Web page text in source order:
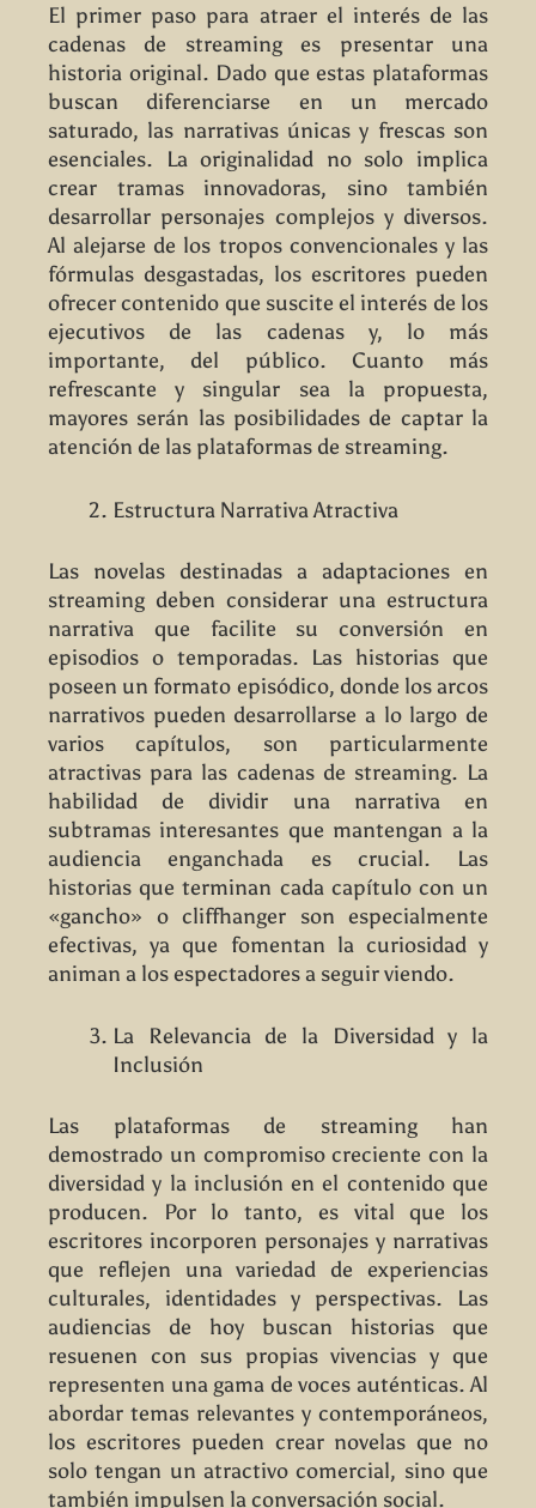
El primer paso para atraer el interés de las
cadenas de streaming es presentar una
historia original. Dado que estas plataformas
buscan diferenciarse en un mercado
saturado, las narrativas únicas y frescas son
esenciales. La originalidad no solo implica
crear tramas innovadoras, sino también
desarrollar personajes complejos y diversos.
Al alejarse de los tropos convencionales y las
fórmulas desgastadas, los escritores pueden
ofrecer contenido que suscite el interés de los
ejecutivos de las cadenas y, lo más
importante, del público. Cuanto más
refrescante y singular sea la propuesta,
mayores serán las posibilidades de captar la
atención de las plataformas de streaming.
Estructura Narrativa Atractiva
Las novelas destinadas a adaptaciones en
streaming deben considerar una estructura
narrativa que facilite su conversión en
episodios o temporadas. Las historias que
poseen un formato episódico, donde los arcos
narrativos pueden desarrollarse a lo largo de
varios capítulos, son particularmente
atractivas para las cadenas de streaming. La
habilidad de dividir una narrativa en
subtramas interesantes que mantengan a la
audiencia enganchada es crucial. Las
historias que terminan cada capítulo con un
«gancho» o cliffhanger son especialmente
efectivas, ya que fomentan la curiosidad y
animan a los espectadores a seguir viendo.
La Relevancia de la Diversidad y la
Inclusión
Las plataformas de streaming han
demostrado un compromiso creciente con la
diversidad y la inclusión en el contenido que
producen. Por lo tanto, es vital que los
escritores incorporen personajes y narrativas
que reflejen una variedad de experiencias
culturales, identidades y perspectivas. Las
audiencias de hoy buscan historias que
resuenen con sus propias vivencias y que
representen una gama de voces auténticas. Al
abordar temas relevantes y contemporáneos,
los escritores pueden crear novelas que no
solo tengan un atractivo comercial, sino que
también impulsen la conversación social.